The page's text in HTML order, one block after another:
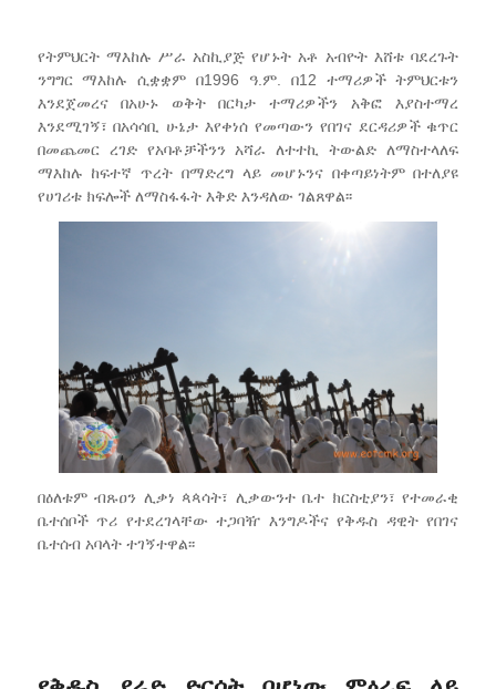
የትምህርት ማእከሉ ሥራ አስኪያጅ የሆኑት አቶ አብዮት እሸቱ ባደረጉት
ንግግር ማእከሉ ሲቋቋም በ1996 ዓ.ም. በ12 ተማሪዎች ትምህርቱን
እንደጀመረና በአሁኑ ወቅት በርካታ ተማሪዎችን አቅፎ እያስተማረ
እንደሚገኝ፣ በአሳሳቢ ሁኔታ እየቀነሰ የመጣውን የበገና ደርዳሪዎች ቁጥር
በመጨመር ረገድ የአባቶቻችንን አሻራ ለተተኪ ትውልድ ለማስተላለፍ
ማእከሉ ከፍተኛ ጥረት በማድረግ ላይ መሆኑንና በቀጣይነትም በተለያዩ
የሀገሪቱ ክፍሎች ለማስፋፋት እቅድ እንዳለው ገልጸዋል፡፡
በዕለቱም ብጹዐን ሊቃነ ጳጳሳት፣ ሊቃውንተ ቤተ ክርስቲያን፣ የተመራቂ
ቤተሰቦች ጥሪ የተደረገላቸው ተጋባዥ እንግዶችና የቅዱስ ዳዊት የበገና
ቤተሰብ አባላት ተገኝተዋል፡፡